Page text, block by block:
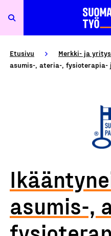
Etusivu Merkki- ja
asumis-, ateria-, fysioterapia-
asumis-,